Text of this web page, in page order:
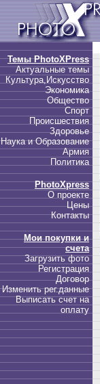
Темы PhotoXPress
Актуальные темы
Культура,Искусство
Экономика
Общество
Спорт
Происшествия
Здоровье
Наука и Образование
Армия
Политика
PhotoXpress
О проекте
Цены
Контакты
Мои покупки и
счета
Загрузить фото
Регистрация
Договор
Изменить рег.данные
Выписать счет на
оплату